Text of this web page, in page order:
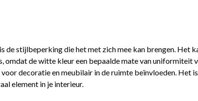
de stijlbeperking die het met zich mee kan brengen. Het
omdat de witte kleur een bepaalde mate van
decoratie en meubilair in de ruimte beïnvloeden. Het
element in je interieur.